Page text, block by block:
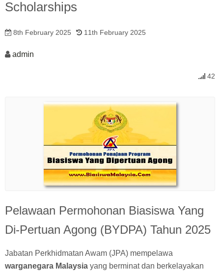
Scholarships
8th February 2025 11th February 2025
admin
42
Pelawaan Permohonan Biasiswa Yang
Di-Pertuan Agong (BYDPA) Tahun 2025
Jabatan Perkhidmatan Awam (JPA) mempelawa
warganegara Malaysia yang berminat dan berkelayakan